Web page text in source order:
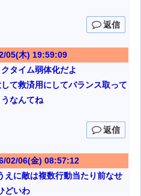
返信
05(木) 19:59:09
タイム弱体化だよ
て救済用にしてバランス取って
なんてね
返信
02/06(金) 08:57:12
えに敵は複数行動当たり前なせ
どいわ